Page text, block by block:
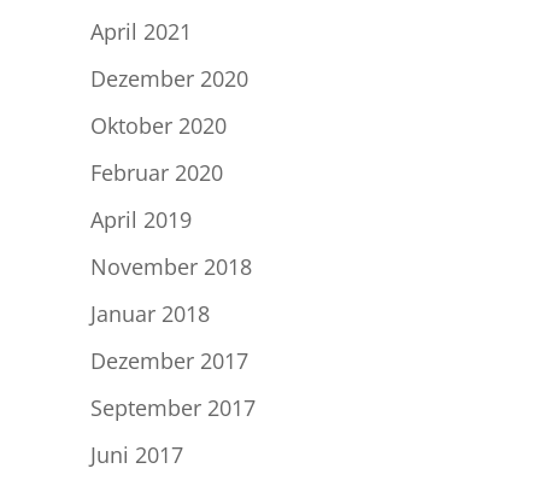
April 2021
Dezember 2020
Oktober 2020
Februar 2020
April 2019
November 2018
Januar 2018
Dezember 2017
September 2017
Juni 2017